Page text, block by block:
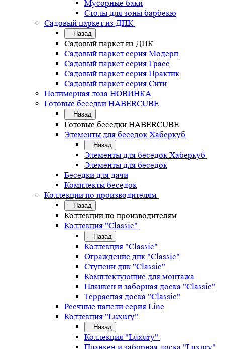
Мусорные баки
Столы для зоны барбекю
Садовый паркет из ДПК
Назад
Садовый паркет из ДПК
Садовый паркет серия Mодерн
Садовый паркет серия Грасс
Садовый паркет серия Практик
Садовый паркет серия Сити
Полимерная лоза НОВИНКА
Готовые беседки HABERCUBE
Назад
Готовые беседки HABERCUBE
Элементы для беседок Хаберкуб
Назад
Элементы для беседок Хаберкуб
Элементы для беседок
Беседки для дачи
Комплекты беседок
Коллекции по производителям
Назад
Коллекции по производителям
Коллекция "Classic"
Назад
Коллекция "Classic"
Ограждение дпк "Classic"
Ступени дпк "Classic"
Комплектующие для монтажа
Планкен и заборная доска "Classic"
Террасная доска "Classic"
Реечные панели серия Line
Коллекция "Luxury"
Назад
Коллекция "Luxury"